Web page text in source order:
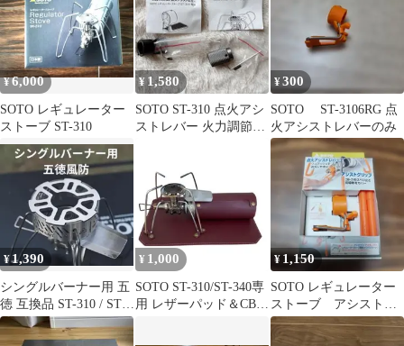
¥6,000
SOTO レギュレーター
ストーブ ST-310
¥ 1,580
SOTO ST-310 点火アシ
ストレバー 火力調節ノ
¥300
SOTO ST-3106RG 点
火アシストレバーのみ
¥1,390
シングルバーナー用 五
徳 互換品 ST-310 / ST-
340 対応②
¥ 1,000
SOTO ST-310/ST-340専
用 レザーパッド＆CB缶
¥ 1,150
SOTO レギュレーター
ストーブ アシストセ
ット ST-3106RG 未使
用